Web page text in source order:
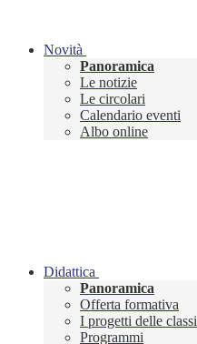
Novità
Panoramica
Le notizie
Le circolari
Calendario eventi
Albo online
Didattica
Panoramica
Offerta formativa
I progetti delle classi
Programmi